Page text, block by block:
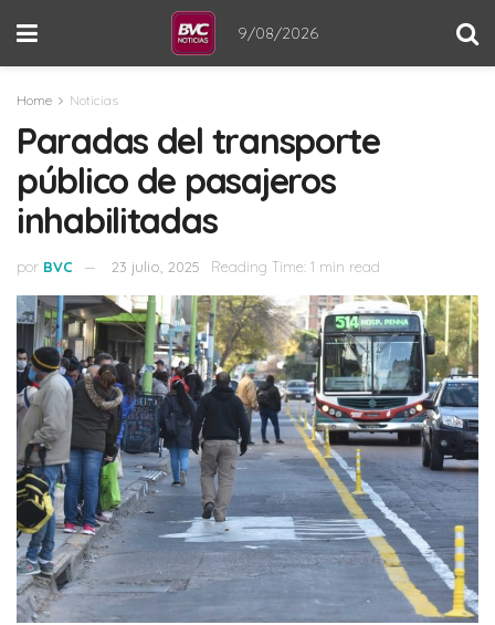
9/08/2026
Home Noticias
Paradas del transporte
público de pasajeros
inhabilitadas
por BVC 23 julio, 2025 Reading Time: 1 min read